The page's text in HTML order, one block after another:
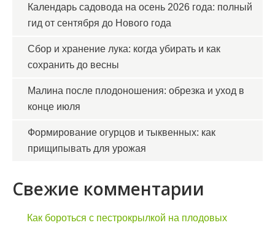
Календарь садовода на осень 2026 года: полный
гид от сентября до Нового года
Сбор и хранение лука: когда убирать и как
сохранить до весны
Малина после плодоношения: обрезка и уход в
конце июля
Формирование огурцов и тыквенных: как
прищипывать для урожая
Свежие комментарии
Как бороться с пестрокрылкой на плодовых